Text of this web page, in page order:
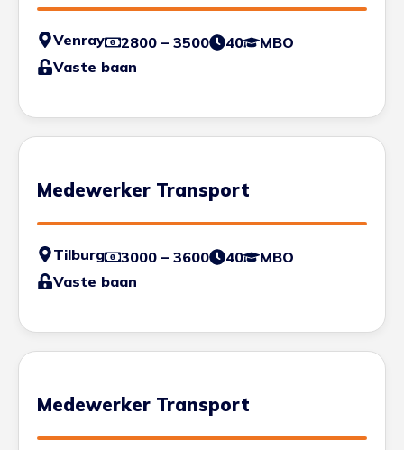
Venray 2800 – 3500 40
MBO
Vaste baan
Medewerker Transport
Tilburg 3000 – 3600 40
MBO
Vaste baan
Medewerker Transport